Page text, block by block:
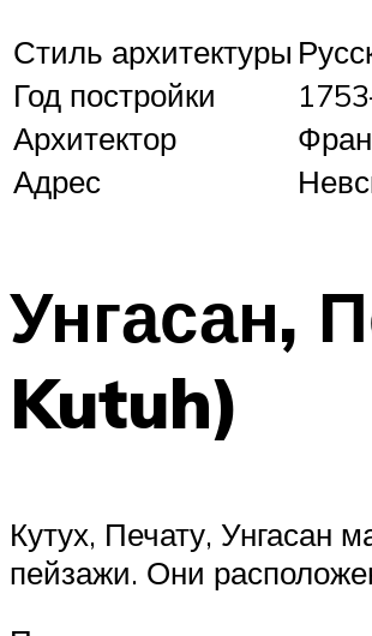
Стиль архитектуры
Год постройки
Архитектор
Адрес
Унгасан,
Kutuh)
Кутух, Печату, Унгасан
пейзажи. Они